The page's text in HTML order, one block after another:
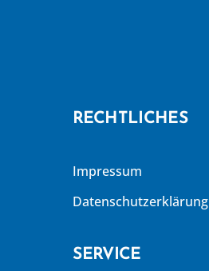
RECHTLICHES
Impressum
Datenschutzerklärung
SERVICE